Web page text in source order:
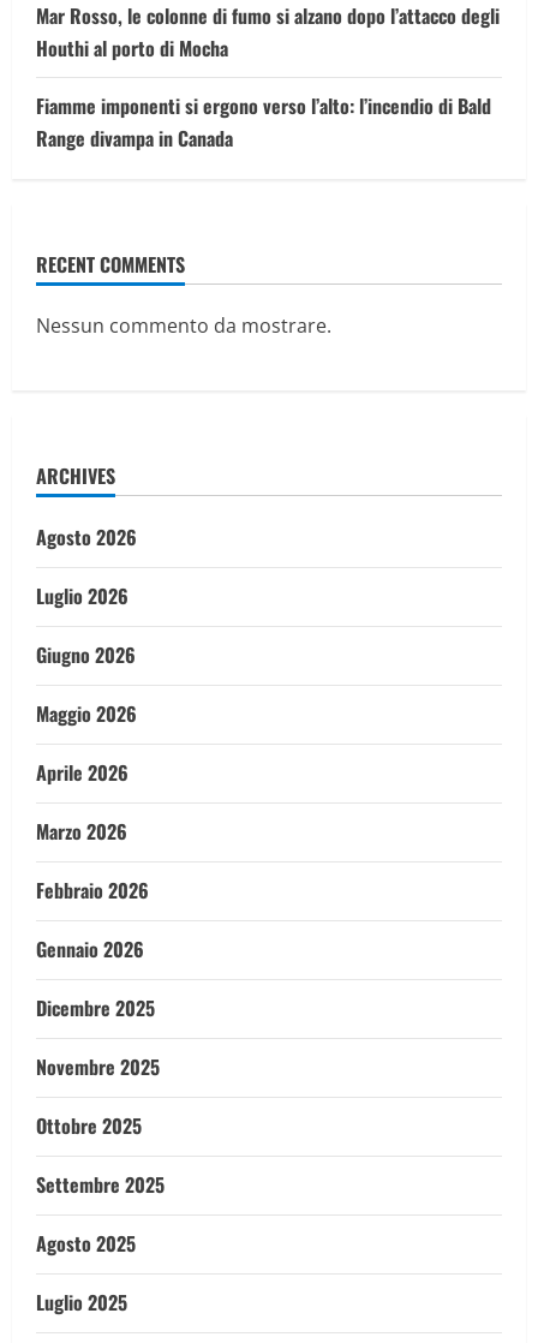
Mar Rosso, le colonne di fumo si alzano dopo l’attacco degli
Houthi al porto di Mocha
Fiamme imponenti si ergono verso l’alto: l’incendio di Bald
Range divampa in Canada
RECENT COMMENTS
Nessun commento da mostrare.
ARCHIVES
Agosto 2026
Luglio 2026
Giugno 2026
Maggio 2026
Aprile 2026
Marzo 2026
Febbraio 2026
Gennaio 2026
Dicembre 2025
Novembre 2025
Ottobre 2025
Settembre 2025
Agosto 2025
Luglio 2025